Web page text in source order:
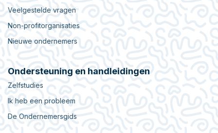
Veelgestelde vragen
Non-profitorganisaties
Nieuwe ondernemers
Ondersteuning en handleidingen
Zelfstudies
Ik heb een probleem
De Ondernemersgids